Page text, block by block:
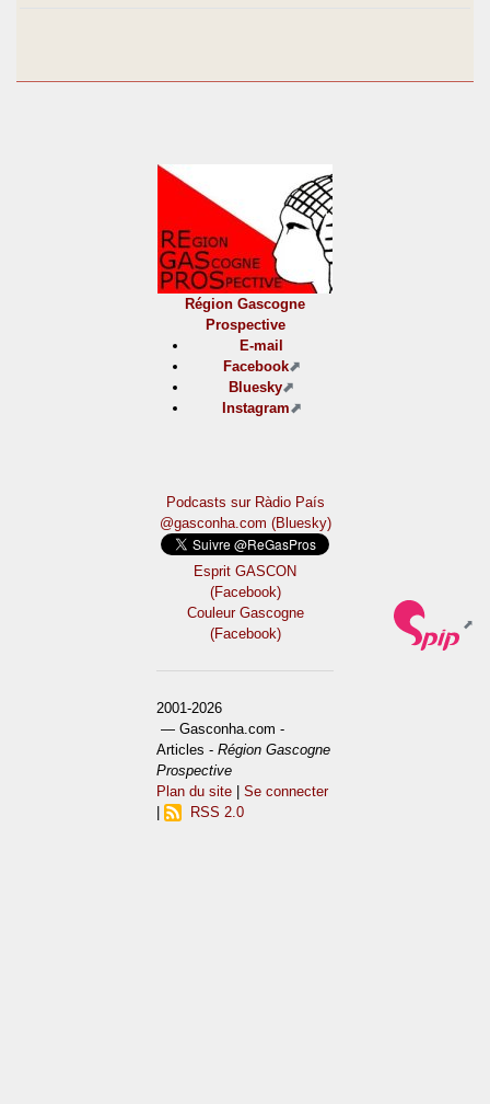
Région Gascogne
Prospective
E-mail
Facebook
Bluesky
Instagram
Podcasts sur Ràdio País
@gasconha.com (Bluesky)
Esprit GASCON
(Facebook)
Couleur Gascogne
(Facebook)
2001-2026
— Gasconha.com -
Articles -Région Gascogne
Prospective
Plan du site |Se connecter
RSS 2.0